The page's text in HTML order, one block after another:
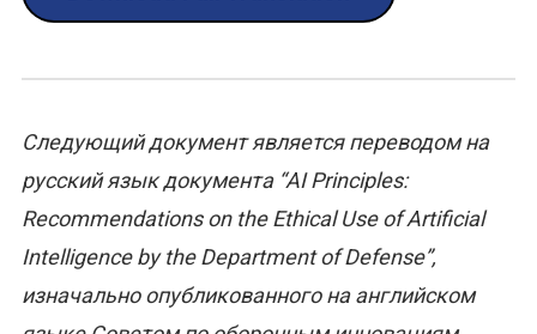
Следующий документ является переводом на
русский язык документа “AI Principles:
Recommendations on the Ethical Use of Artificial
Intelligence by the Department of Defense”,
изначально опубликованного на английском